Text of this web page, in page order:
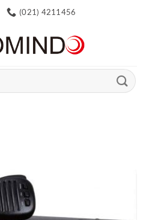
(021) 4211456